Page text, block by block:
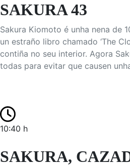
SAKURA 43
Sakura Kiomoto é unha nena de
un estraño libro chamado ‘The
contiña no seu interior. Agora
todas para evitar que causen
10:40 h
SAKURA,